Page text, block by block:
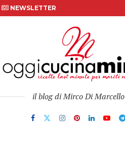
NEWSLETTER
il blog di Mirco Di Marcello